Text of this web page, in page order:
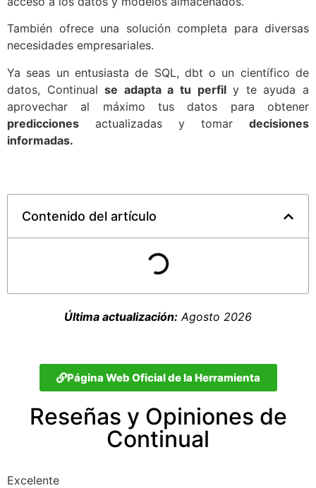
También ofrece una solución completa para diversas
necesidades empresariales.
Ya seas un entusiasta de SQL, dbt o un científico de
datos, Continualse adapta a tu perfily te ayuda a
aprovechar al máximo tus datos para obtener
predicciones actualizadas y tomar decisiones
informadas.
Contenido del artículo
Última actualización: Agosto 2026
Página Web Oficial de la Herramienta
Reseñas y Opiniones de
Continual
Excelente